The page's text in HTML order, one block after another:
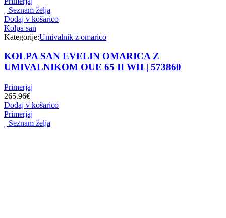
Seznam želja
Dodaj v košarico
Kolpa san
Kategorije:Umivalnik z omarico
KOLPA SAN EVELIN OMARICA Z
UMIVALNIKOM OUE 65 II WH | 573860
Primerjaj
265.96€
Dodaj v košarico
Primerjaj
Seznam želja